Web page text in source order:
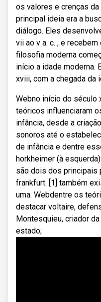
os valores e crenças
principal ideia era a
diálogo. Eles
vii ao v a. c. , e
filosofia moderna
início a idade moderna.
xviii, com a chegada da
Webno início do século
teóricos influenciaram
infância, desde a
sonoros até o
de infância e dentre
horkheimer (à
são dois dos principais
frankfurt. [1] também
uma. Webdentre os
destacar voltaire,
Montesquieu, criador
estado;